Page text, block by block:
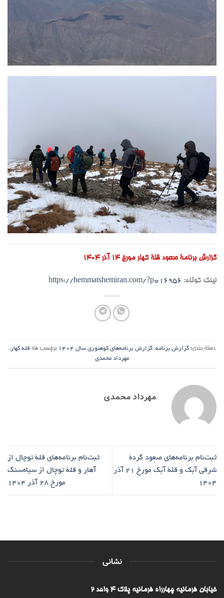
گزارش برنامۀ صعود قلۀ کهار مورخ ۱۴ آذر ۱۴۰۴
لینک کوتاه: https://hemmatshemiran.com/?p=16956
دسته بندی:گزارش برنامه,گزارش برنامه‌های کوهنوری سال ۱۴۰۴ برچسب ها: قله کهار,
مهرداد محمدی
مهرداد محمدی
ثبت‌نام برنامه‌های صعود گردۀ
شرقی آبک و قلۀ آبک مورخ ۲۱ آذر
۱۴۰۴
ثبت‌نام برنامه‌های قلۀ توچال از
آهار و قلۀ توچال از سیاه‌سنگ
مورخ ۲۸ آذر ۱۴۰۴
نشانی
خیابان فرمانیه چهارراه فرمانیه پلاک ۴ واحد ۲